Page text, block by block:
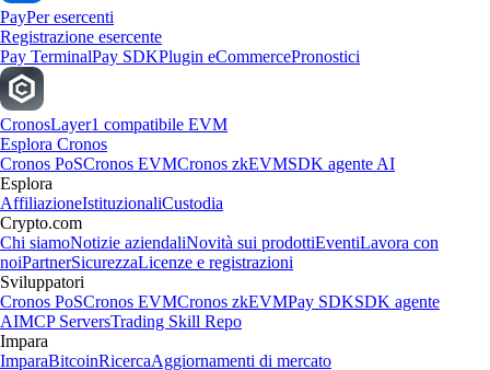
PayPer esercenti
Registrazione esercente
Pay TerminalPay SDKPlugin eCommercePronostici
CronosLayer1 compatibile EVM
Esplora Cronos
Cronos PoSCronos EVMCronos zkEVMSDK agente AI
Esplora
AffiliazioneIstituzionaliCustodia
Crypto.com
Chi siamoNotizie aziendaliNovità sui prodottiEventiLavora con
noiPartnerSicurezzaLicenze e registrazioni
Sviluppatori
Cronos PoSCronos EVMCronos zkEVMPay SDKSDK agente
AIMCP ServersTrading Skill Repo
Impara
ImparaBitcoinRicercaAggiornamenti di mercato